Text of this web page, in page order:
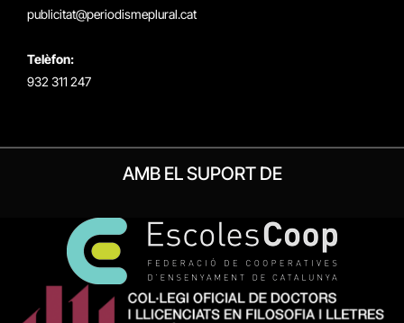
publicitat@periodismeplural.cat
Telèfon:
932 311 247
AMB EL SUPORT DE